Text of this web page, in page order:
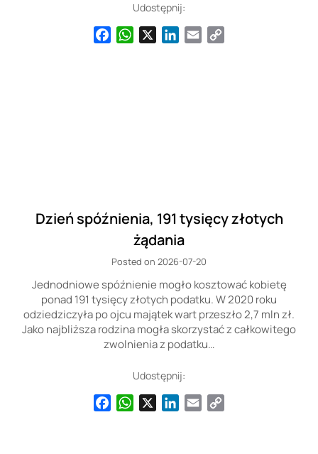
Udostępnij:
FacebookWhatsAppLinkedIn
Email
Dzień spóźnienia, 191 tysięcy złotych
żądania
Posted on 2026-07-20
Jednodniowe spóźnienie mogło kosztować kobietę
ponad 191 tysięcy złotych podatku. W 2020 roku
odziedziczyła po ojcu majątek wart przeszło 2,7 mln zł.
Jako najbliższa rodzina mogła skorzystać z całkowitego
zwolnienia z podatku…
Udostępnij:
FacebookWhatsAppLinkedIn
Email